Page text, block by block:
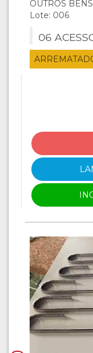
OUTROS
Lote: 006
06